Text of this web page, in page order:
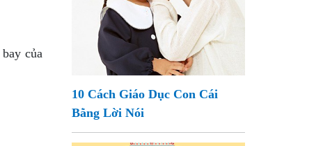
của
10 Cách Giáo Dục Con Cái
Bằng Lời Nói